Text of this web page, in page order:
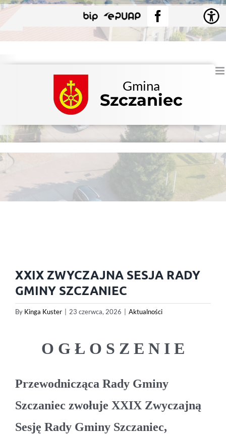
Przejdź
zawartości
BIP EPUAPFacebook
Gmina
Szczaniec
XXIX ZWYCZAJNA SESJA RADY
GMINY SZCZANIEC
By Kinga Kuster 23 czerwca, 2026 Aktualności
O G Ł O S Z E N I E
Przewodnicząca Rady Gminy
Szczaniec zwołuje XXIX Zwyczajną
Sesję Rady Gminy Szczaniec,